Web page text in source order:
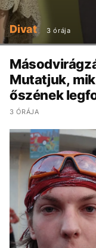
Divat 3 órája
Mutatjuk,
őszének
3 ÓRÁJA